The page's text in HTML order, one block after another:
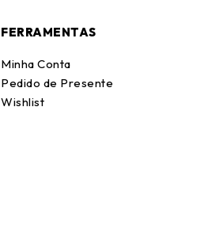
FERRAMENTAS
Minha Conta
Pedido de Presente
Wishlist